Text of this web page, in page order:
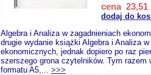
cena 23,51
dodaj do
Algebra i Analiza w zagadnieniach
drugie wydanie książki Algebra i Analiza
ekonomicznych, jednak dopiero po raz
szerszego grona czytelników. Tym razem
formatu A5,... >>>